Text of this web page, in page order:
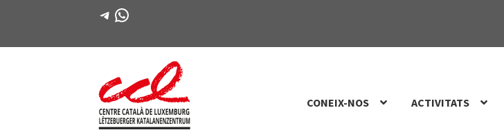
Telegram
WhatsApp
Salta
a
Vés
al
CONEIX-NOS ACTIVITATS